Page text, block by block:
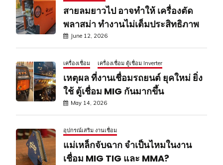
สายลมยาวไป อาจทำให้ เครื่องตัด
พลาสม่า ทำงานไม่เต็มประสิทธิภาพ
June 12, 2026
เครื่องเชื่อม เครื่องเชื่อม ตู้เชื่อม Inverter
เหตุผล ที่งานเชื่อมรถยนต์ ยุคใหม่ ยิ่ง
ใช้ ตู้เชื่อม MIG กันมากขึ้น
May 14, 2026
อุปกรณ์เสริม งานเชื่อม
แม่เหล็กจับฉาก จำเป็นไหมในงาน
เชื่อม MIG TIG และ MMA?